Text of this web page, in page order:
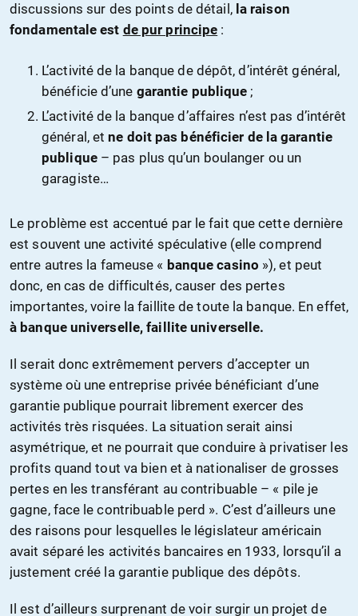
discussions sur des points de détail, la raison
fondamentale est de pur principe :
L’activité de la banque de dépôt, d’intérêt général,
bénéficie d’une garantie publique ;
L’activité de la banque d’affaires n’est pas d’intérêt
général, etne doit pas bénéficier de la garantie
publique– pas plus qu’un boulanger ou un
garagiste…
Le problème est accentué par le fait que cette dernière
est souvent une activité spéculative (elle comprend
entre autres la fameuse « banque casino »), et peut
donc, en cas de difficultés, causer des pertes
importantes, voire la faillite de toute la banque. En effet,
à banque universelle, faillite universelle.
Il serait donc extrêmement pervers d’accepter un
système où une entreprise privée bénéficiant d’une
garantie publique pourrait librement exercer des
activités très risquées. La situation serait ainsi
asymétrique, et ne pourrait que conduire à privatiser les
profits quand tout va bien et à nationaliser de grosses
pertes en les transférant au contribuable – « pile je
gagne, face le contribuable perd ». C’est d’ailleurs une
des raisons pour lesquelles le législateur américain
avait séparé les activités bancaires en 1933, lorsqu’il a
justement créé la garantie publique des dépôts.
Il est d’ailleurs surprenant de voir surgir un projet de